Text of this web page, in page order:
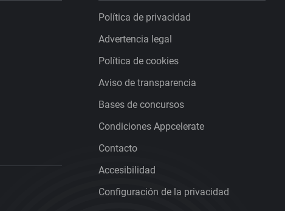
Política de privacidad
Advertencia legal
Política de cookies
Aviso de transparencia
Bases de concursos
Condiciones Appcelerate
Contacto
Accesibilidad
Configuración de la privacidad